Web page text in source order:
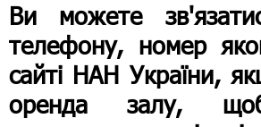
Ви можете
телефону, номер
сайті НАН України,
оренда залу,